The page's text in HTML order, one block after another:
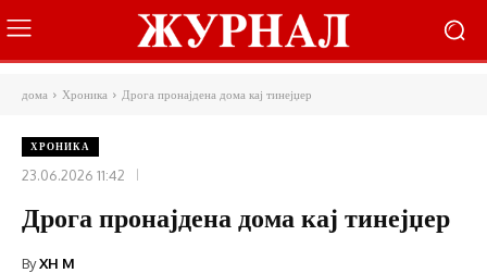
дома Хроника Дрога пронајдена дома кај тинејџер
ХРОНИКА
23.06.2026 11:42
Дрога пронајдена дома кај тинејџер
ByXH M